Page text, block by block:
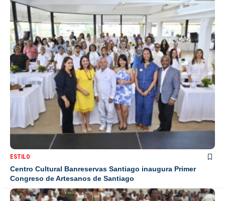
ESTILO
Centro Cultural Banreservas Santiago inaugura Primer
Congreso de Artesanos de Santiago